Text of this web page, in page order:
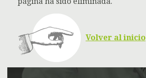
Volver al inicio